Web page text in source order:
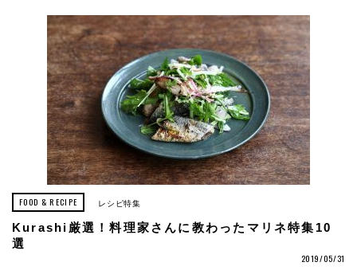
FOOD & RECIPE レシピ特集
Kurashi厳選！料理家さんに教わったマリネ特集10
選
2019/05/31